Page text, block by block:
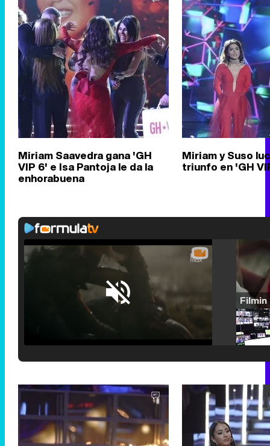
Miriam Saavedra gana 'GH
VIP 6' e Isa Pantoja le da la
enhorabuena
Miriam y Suso
triunfo en 'GH